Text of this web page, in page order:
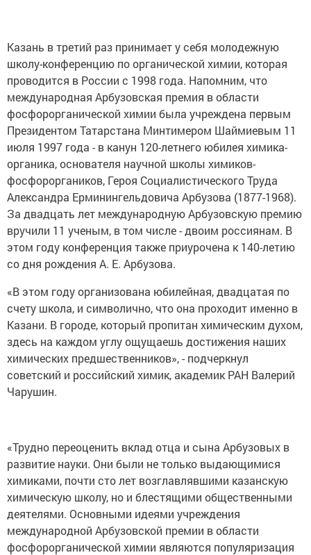
Казань в третий раз принимает у себя молодежную
школу-конференцию по органической химии, которая
проводится в России с 1998 года. Напомним, что
международная Арбузовская премия в области
фосфорорганической химии была учреждена первым
Президентом Татарстана Минтимером Шаймиевым 11
июля 1997 года - в канун 120-летнего юбилея химика-
органика, основателя научной школы химиков-
фосфороргаников, Героя Социалистического Труда
Александра Ерминингельдовича Арбузова (1877-1968).
За двадцать лет международную Арбузовскую премию
вручили 11 ученым, в том числе - двоим россиянам. В
этом году конференция также приурочена к 140-летию
со дня рождения А. Е. Арбузова.
«В этом году организована юбилейная, двадцатая по
счету школа, и символично, что она проходит именно в
Казани. В городе, который пропитан химическим духом,
здесь на каждом углу ощущаешь достижения наших
химических предшественников», - подчеркнул
советский и российский химик, академик РАН Валерий
Чарушин.